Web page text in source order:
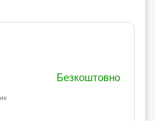
Безкоштовно